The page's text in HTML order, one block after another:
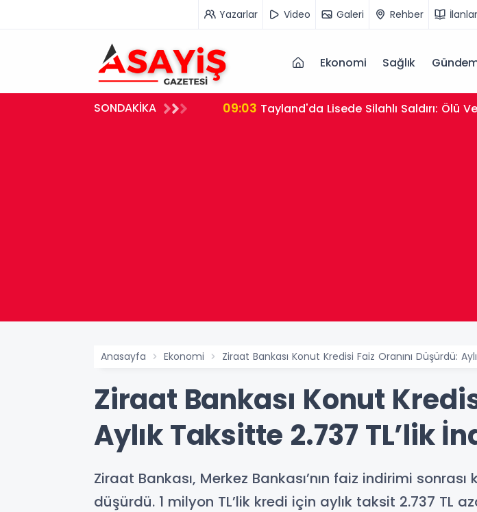
Yazarlar Video Galeri Rehber İlanlar
Ekonomi Sağlık
SONDAKİKA 09:03 Tayland'da Lisede Silahlı Saldırı: Ölü
Anasayfa Ekonomi Ziraat Bankası Konut Kredisi Faiz Oranını Düşürdü:
Ziraat Bankası Konut
Aylık Taksitte 2.737 TL’lik
Ziraat Bankası, Merkez Bankası’nın faiz indirimi
düşürdü. 1 milyon TL’lik kredi için aylık taksit 2.737 TL